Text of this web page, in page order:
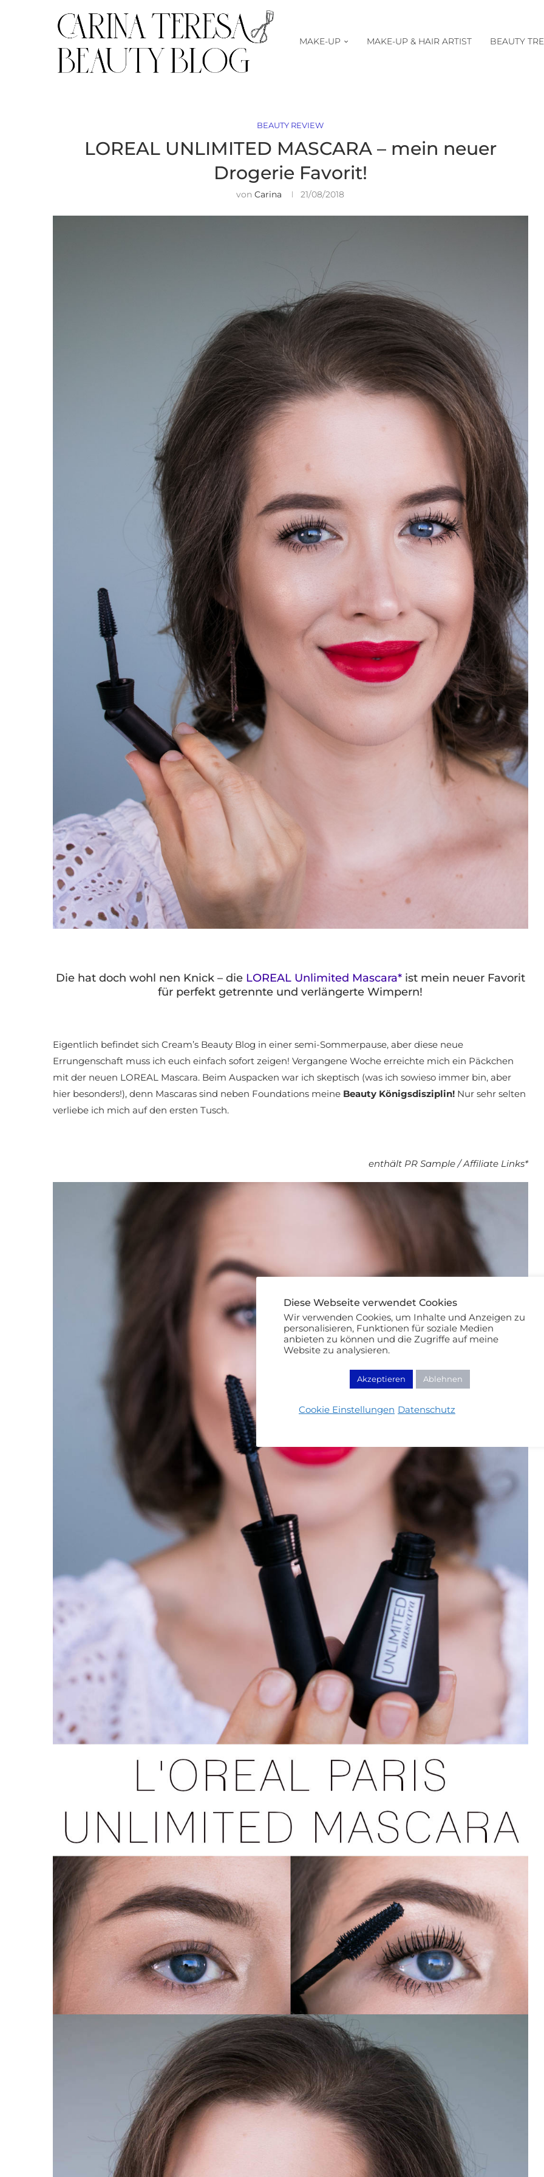
MAKE-UP MAKE-UP & HAIR ARTIST BEAUTY
BEAUTY REVIEW
LOREAL UNLIMITED MASCARA – mein neuer
Drogerie Favorit!
vonCarina 21/08/2018
Die hat doch wohl nen Knick – die LOREAL Unlimited Mascara*ist mein neuer Favorit
für perfekt getrennte und verlängerte Wimpern!
Eigentlich befindet sich Cream’s Beauty Blog in einer semi-Sommerpause, aber diese neue
Errungenschaft muss ich euch einfach sofort zeigen! Vergangene Woche erreichte mich ein Päckchen
mit der neuen LOREAL Mascara. Beim Auspacken war ich skeptisch (was ich sowieso immer bin, aber
hier besonders!), denn Mascaras sind neben Foundations meine Beauty Königsdisziplin! Nur sehr selten
verliebe ich mich auf den ersten Tusch.
enthält PR Sample / Affiliate Links*
Diese Webseite verwendet Cookies
Wir verwenden Cookies, um Inhalte und Anzeigen zu
personalisieren, Funktionen für soziale Medien
anbieten zu können und die Zugriffe auf meine
Website zu analysieren.
Akzeptieren Ablehnen
Cookie Einstellungen Datenschutz